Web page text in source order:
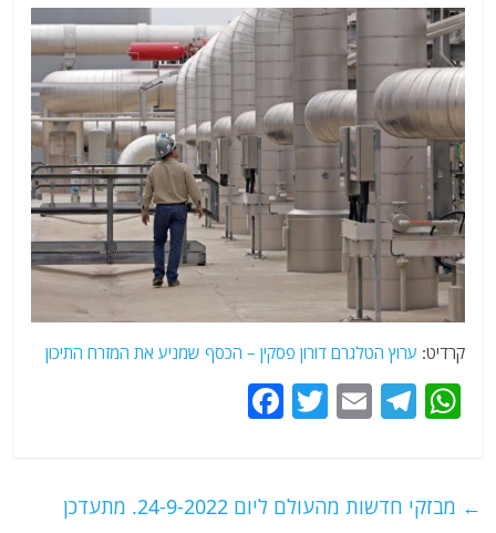
קרדיט: ערוץ הטלגרם דורון פסקין – הכסף שמניע את המזרח התיכון
W
s
T
g
E
l
T
er
e ← מבזקי חדשות מהעולם ליום 24-9-2022. מתעדכן